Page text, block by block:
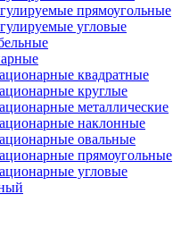
прямоугольные
угловые
квадратные
круглые
металлические
наклонные
овальные
прямоугольные
угловые